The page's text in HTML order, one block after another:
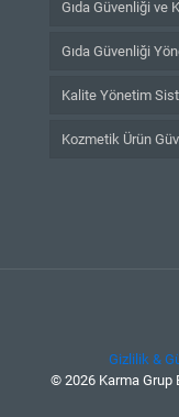
Gıda Güvenliği ve
Gıda Güvenliği
Kalite Yönetim
Kozmetik Ürün
Gizlilik &
© 2026 Karma Grup